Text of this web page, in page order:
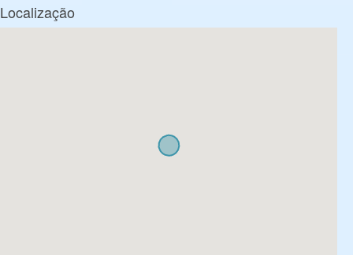
Localização